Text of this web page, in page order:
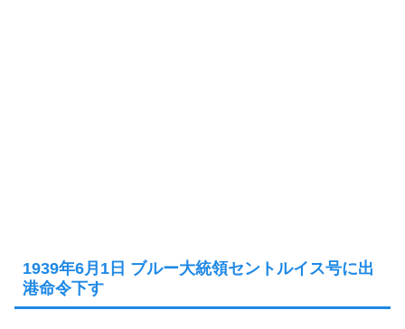
1939年6月1日 ブルー大統領セントルイス号に出
港命令下す